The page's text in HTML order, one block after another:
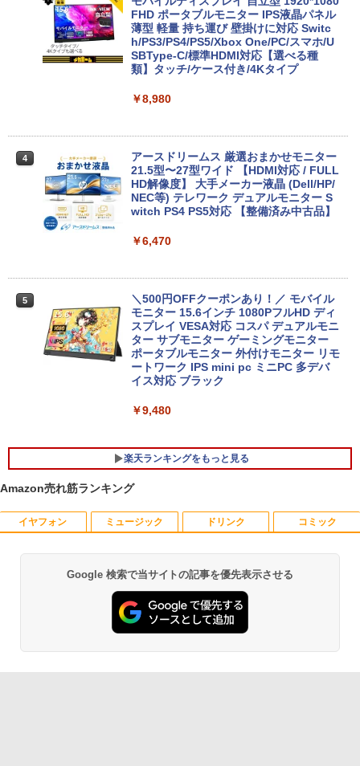
中古パソコン | Lenovo | ThinkPad L57
0 | Windows11 | ノートPC | 一年保証 |
第7世代 | Core i5 7200U 2.5(～最大3.1)
GHz | MEM:8GB | HDD:500GB | DVDマ
ro64Bit | ACアダプター付属
【期間限定 ポイント10倍】Lenovo Idea
Pad D330 10.1型 2-in-1 タブレットPC／
着脱式キーボード（intel 第九世代Celero
Type-C データ/充電可）/microSD対応
￥13,800
【期間限定破格金額！】新生活 新古品 W
in11搭載 パソコンノートパソコンoffice
付き 初心者向けノートPC 初期設定済 1
メモリ4GB～ 高速SSD1TB 最大 フルHD
￥12,980
FHD ポータブルモニター IPS液晶パネル
薄型 軽量 持ち運び 壁掛けに対応 Switc
h/PS3/PS4/PS5/Xbox One/PC/スマホ/U
SBType-C/標準HDMI対応【選べる種
類】タッチ/ケース付き/4Kタイプ
￥8,980
4
アースドリームス 厳選おまかせモニター
21.5型〜27型ワイド 【HDMI対応 / FULL
HD解像度】 大手メーカー液晶 (Dell/HP/
NEC等) テレワーク デュアルモニター S
witch PS4 PS5対応 【整備済み中古品】
￥6,470
5
＼500円OFFクーポンあり！／ モバイル
モニター 15.6インチ 1080PフルHD ディ
スプレイ VESA対応 コスパ デュアルモニ
ター サブモニター ゲーミングモニター
ポータブルモニター 外付けモニター リモ
ートワーク IPS mini pc ミニPC 多デバ
イス対応 ブラック
￥9,480
楽天ランキングをもっと見る
1
ちいかわ なんか小さくてかわいいやつ
￥1,100
Amazon売れ筋ランキング
イヤフォン
Anker Soundcore P40i オフホワイト
￥7,990
ミュージック
BRUCE WAYNE feat. Flo Milli, ATL Jacob
[Explicit]
￥250
ドリンク
【Amazon.co.jp限定】 い・ろ・は・す 2L P
ET ラベルレス ×8本
￥1,112
コミック
薬屋のひとりごと 17巻 (デジタル版ビッグガ
ンガンコミックス)
￥770
Google 検索で当サイトの記事を優先表示させる